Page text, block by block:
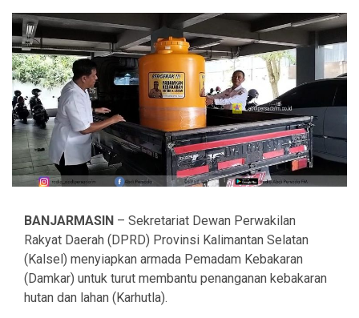
BANJARMASIN – Sekretariat Dewan Perwakilan
Rakyat Daerah (DPRD) Provinsi Kalimantan Selatan
(Kalsel) menyiapkan armada Pemadam Kebakaran
(Damkar) untuk turut membantu penanganan kebakaran
hutan dan lahan (Karhutla).